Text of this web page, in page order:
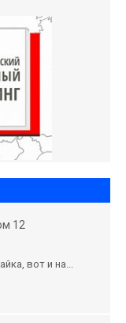
12
вот и на...